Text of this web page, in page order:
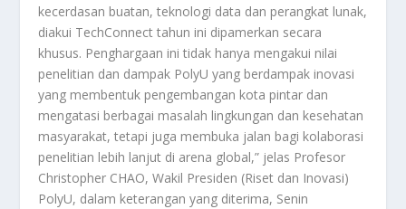
kecerdasan buatan, teknologi data dan perangkat lunak,
diakui TechConnect tahun ini dipamerkan secara
khusus. Penghargaan ini tidak hanya mengakui nilai
penelitian dan dampak PolyU yang berdampak inovasi
yang membentuk pengembangan kota pintar dan
mengatasi berbagai masalah lingkungan dan kesehatan
masyarakat, tetapi juga membuka jalan bagi kolaborasi
penelitian lebih lanjut di arena global,” jelas Profesor
Christopher CHAO, Wakil Presiden (Riset dan Inovasi)
PolyU, dalam keterangan yang diterima, Senin